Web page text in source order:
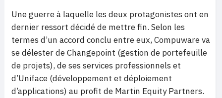
Une guerre à laquelle les deux protagonistes ont en
dernier ressort décidé de mettre fin. Selon les
termes d’un accord conclu entre eux, Compuware va
se délester de Changepoint (gestion de portefeuille
de projets), de ses services professionnels et
d’Uniface (développement et déploiement
d’applications) au profit de Martin Equity Partners.